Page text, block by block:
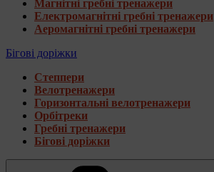
Магнітні гребні тренажери
Електромагнітні гребні тренажери
Аеромагнітні гребні тренажери
Бігові доріжки
Степпери
Велотренажери
Горизонтальні велотренажери
Орбітреки
Гребні тренажери
Бігові доріжки